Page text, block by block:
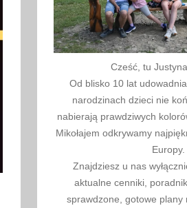
Cześć, tu
Od blisko 10 lat
narodzinach dzieci nie
nabierają prawdziwych
Mikołajem odkrywamy
Europy.
Znajdziesz u nas
aktualne cenniki,
sprawdzone, gotowe plany